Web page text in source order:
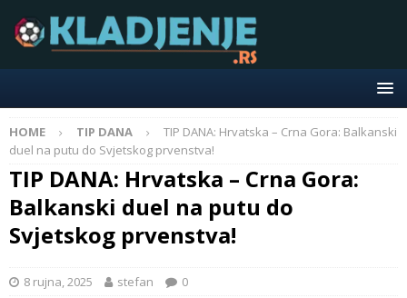
HOME TIP DANA
TIP DANA: Hrvatska – Crna Gora: Balkanski
duel na putu do Svjetskog prvenstva!
TIP DANA: Hrvatska – Crna Gora:
Balkanski duel na putu do
Svjetskog prvenstva!
8 rujna, 2025 stefan 0